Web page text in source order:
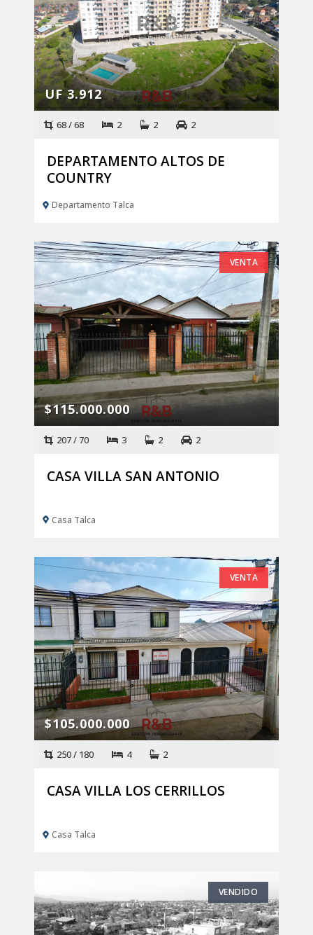
UF 3.912
68 / 68 2 2 2
DEPARTAMENTO ALTOS DE
COUNTRY
Departamento Talca
VENTA
$115.000.000
207 / 70 3 2 2
CASA VILLA SAN ANTONIO
Casa Talca
VENTA
$105.000.000
250 / 180 4 2
CASA VILLA LOS CERRILLOS
Casa Talca
VENDIDO